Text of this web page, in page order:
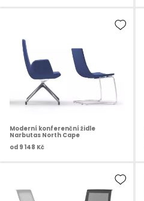
Moderní konferenční židle
Narbutas North Cape
od 9 148 Kč